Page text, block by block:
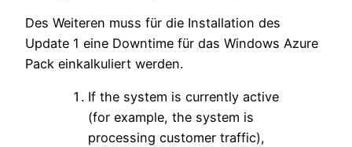
Des Weiteren muss für die Installation des
Update 1 eine Downtime für das Windows Azure
Pack einkalkuliert werden.
If the system is currently active
(for example, the system is
processing customer traffic),